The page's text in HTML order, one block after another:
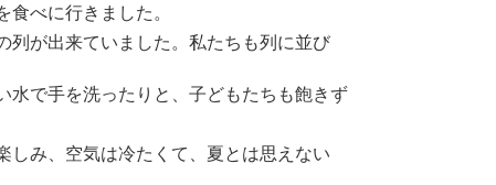
べに行きました。
列が出来ていました。私たちも列に並び
水で手を洗ったりと、子どもたちも飽きず
しみ、空気は冷たくて、夏とは思えない